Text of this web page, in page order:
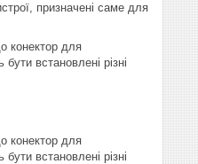
призначені саме для
конектор для
встановлені різні
конектор для
встановлені різні